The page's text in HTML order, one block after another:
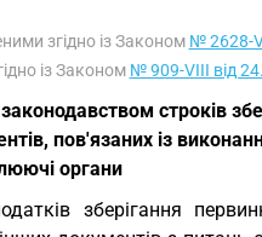
згідно із Законом № 2628-
із Законом № 909-VIII від
строків
пов'язаних із
органи
зберігання